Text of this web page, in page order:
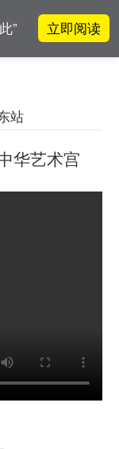
” 立即阅读
价
立即阅读
站
华艺术宫